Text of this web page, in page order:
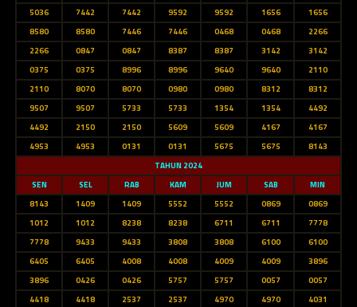
5036
7442 7442 9592 9592 1656
1656
8580
8580 7446 7446 0468 0468
2266
2266
0847 0847 8387 8387 3142
3142
0375
0375 8996 8996 9640 9640
2110
2110
8070 8070 0980 0980 8312
8312
9507
9507 5733 5733 1354 1354
4492
4492
2150 2150 5609 5609 4167
4167
4953
4953 0131 0131 5675 5675
8143
TAHUN 2024
SEN
SEL RAB KAM JUM SAB
MIN
8143
1409 1409 5552 5552 0869
0869
1012
1012 8238 8238 6711 6711
7778
7778
9433 9433 3808 3808 6100
6100
6405
6405 4008 4008 4009 4009
3896
3896
0426 0426 5757 5757 0057
0057
4418
4418 2537 2537 4970 4970
4031